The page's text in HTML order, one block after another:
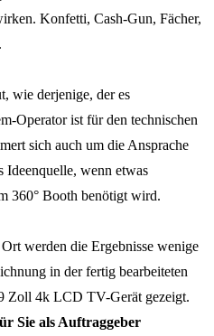
Konfetti, Cash-Gun, Fächer,
wie derjenige, der es
Operator ist für den technischen
sich auch um die Ansprache
Ideenquelle, wenn etwas
360° Booth benötigt wird.
werden die Ergebnisse wenige
in der fertig bearbeiteten
Zoll 4k LCD TV-Gerät gezeigt.
Sie als Auftraggeber